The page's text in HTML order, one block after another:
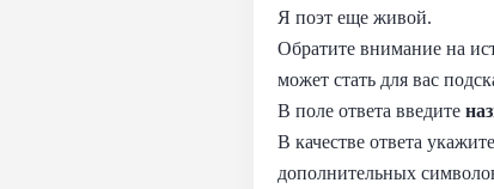
Я поэт еще живой.
Обратите внимание на
может стать для вас
В поле ответа введите
В качестве ответа
дополнительных